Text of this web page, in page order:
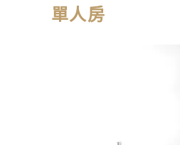
單人房